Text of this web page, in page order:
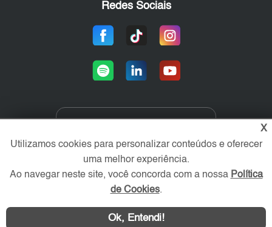
Redes Sociais
acesse sua conta:
X
Utilizamos cookies para personalizar conteúdos e oferecer
uma melhor experiência.
Ao navegar neste site, você concorda com a nossa Política
de Cookies.
Ok, Entendi!